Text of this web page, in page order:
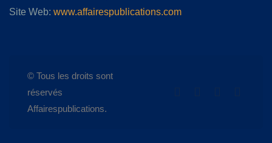
Site Web: www.affairespublications.com
© Tous les droits sont
réservés
Affairespublications.